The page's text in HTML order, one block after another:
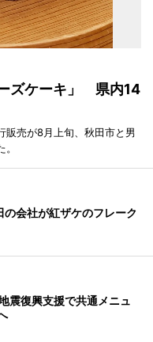
ズケーキ」 県内14
販売が8月上旬、秋田市と男
会社が紅ザケのフレーク
震復興支援で共通メニュ